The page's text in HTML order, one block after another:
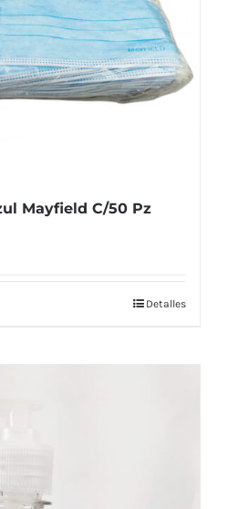
Mayfield C/50 Pz
Detalles